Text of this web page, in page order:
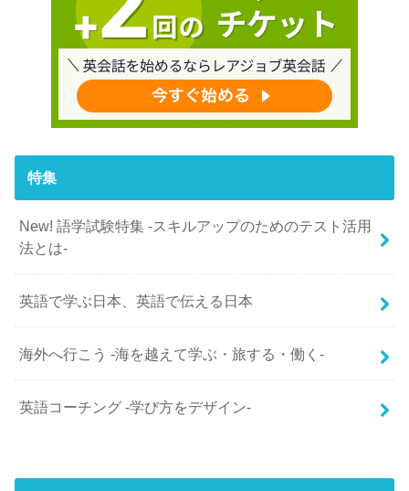
特集
New! 語学試験特集 -スキルアップのためのテスト活用
法とは-
英語で学ぶ日本、英語で伝える日本
海外へ行こう -海を越えて学ぶ・旅する・働く-
英語コーチング -学び方をデザイン-